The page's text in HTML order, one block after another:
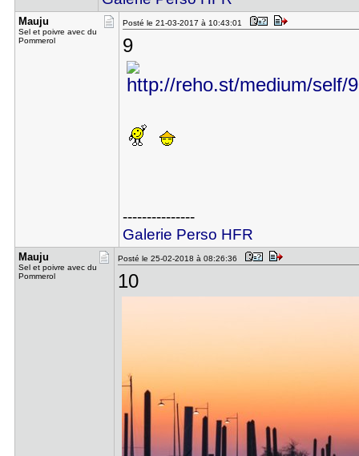
Mauju
Sel et poivre avec du
Pommerol
Posté le 21-03-2017 à 10:43:01
9
---------------
Galerie Perso HFR
Mauju
Sel et poivre avec du
Pommerol
Posté le 25-02-2018 à 08:26:36
10